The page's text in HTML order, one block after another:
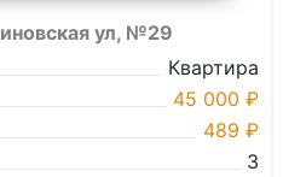
ул, №29
Квартира
45 000 ₽
489 ₽
3